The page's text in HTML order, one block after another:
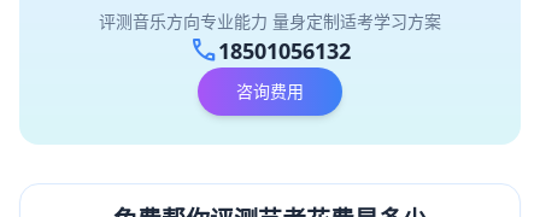
评测音乐方向专业能力 量身定制适考学习方案
call18501056132
咨询费用